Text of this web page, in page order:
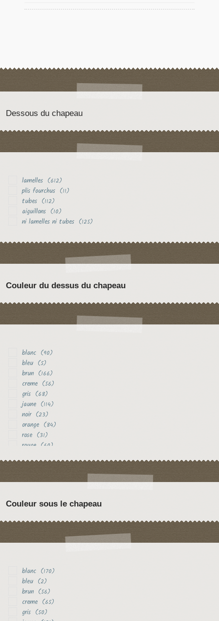
Dessous du chapeau
lamelles (612)
plis fourchus (11)
tubes (112)
aiguillons (10)
ni lamelles ni tubes (125)
Couleur du dessus du chapeau
blanc (90)
bleu (5)
brun (166)
creme (56)
gris (68)
jaune (114)
noir (23)
orange (84)
rose (31)
rouge (60)
Couleur sous le chapeau
blanc (170)
bleu (2)
brun (56)
creme (65)
gris (50)